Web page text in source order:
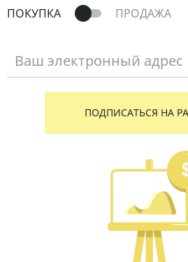
ПОКУПКА ПРОДАЖА
Ваш электронный адрес
ПОДПИСАТЬСЯ НА